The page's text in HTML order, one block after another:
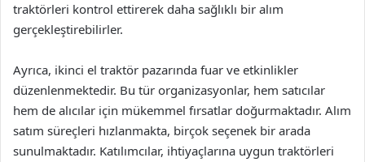
traktörleri kontrol ettirerek daha sağlıklı bir alım
gerçekleştirebilirler.
Ayrıca, ikinci el traktör pazarında fuar ve etkinlikler
düzenlenmektedir. Bu tür organizasyonlar, hem satıcılar
hem de alıcılar için mükemmel fırsatlar doğurmaktadır. Alım
satım süreçleri hızlanmakta, birçok seçenek bir arada
sunulmaktadır. Katılımcılar, ihtiyaçlarına uygun traktörleri